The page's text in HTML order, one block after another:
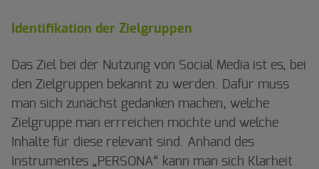
Identifikation der Zielgruppen
Das Ziel bei der Nutzung von Social Media ist es, bei
den Zielgruppen bekannt zu werden. Dafür muss
man sich zunächst gedanken machen, welche
Zielgruppe man errreichen möchte und welche
Inhalte für diese relevant sind. Anhand des
Instrumentes „PERSONA“ kann man sich Klarheit